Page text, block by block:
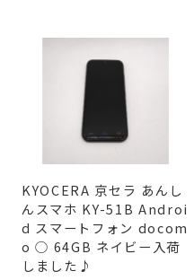
KYOCERA 京セラ あんし
んスマホ KY-51B Androi
d スマートフォン docom
o ○ 64GB ネイビー入荷
しました♪